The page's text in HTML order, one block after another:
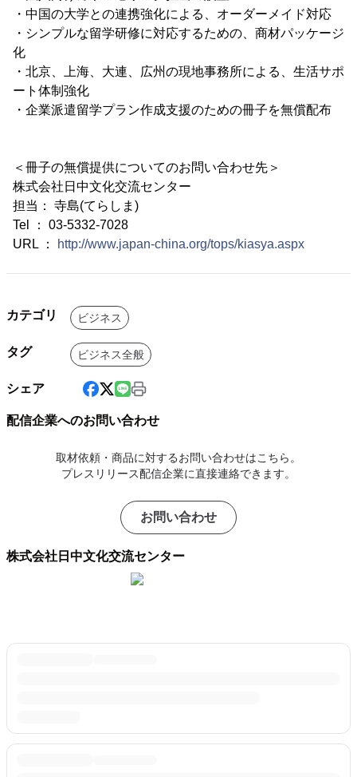
・中国の大学との連携強化による、オーダーメイド対応
・シンプルな留学研修に対応するための、商材パッケージ
化
・北京、上海、大連、広州の現地事務所による、生活サポ
ート体制強化
・企業派遣留学プラン作成支援のための冊子を無償配布
＜冊子の無償提供についてのお問い合わせ先＞
株式会社日中文化交流センター
担当： 寺島(てらしま)
Tel ： 03-5332-7028
URL ：
http://www.japan-china.org/tops/kiasya.aspx
カテゴリ ビジネス
タグ ビジネス全般
シェア
配信企業へのお問い合わせ
取材依頼・商品に対するお問い合わせはこちら。
プレスリリース配信企業に直接連絡できます。
お問い合わせ
株式会社日中文化交流センター